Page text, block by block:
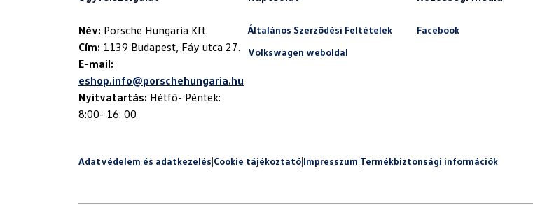
Név:
Cím:
E-mail:
eshop.info@porschehungaria.hu
Nyitvatartás: Hétfő- Péntek:
8:00- 16: 00
Általános Szerződési Feltételek
Volkswagen weboldal
Facebook
Adatvédelem és adatkezelés|Cookie tájékoztató|Impresszum|Termékbiztonsági információk